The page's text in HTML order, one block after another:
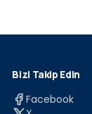
Bizi Takip Edin
Facebook